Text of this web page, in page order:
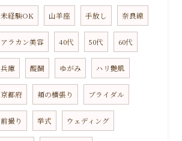
未経験OK 山羊座 手放し 奈良線
アラカン美容 40代 50代 60代
兵庫 醍醐 ゆがみ ハリ艶肌
京都府 頬の横張り ブライダル
前撮り 挙式 ウェディング